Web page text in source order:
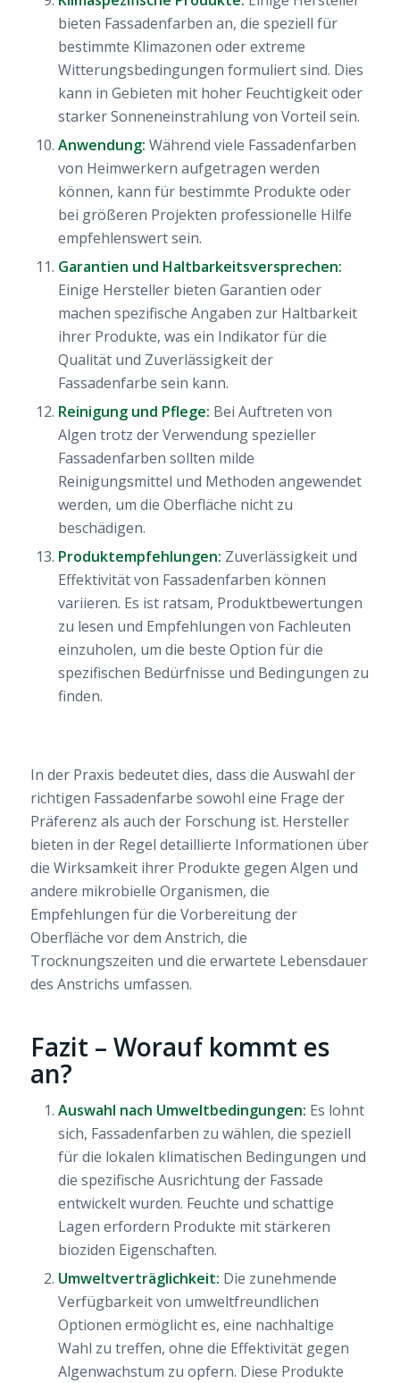
bieten Fassadenfarben an, die speziell für
bestimmte Klimazonen oder extreme
Witterungsbedingungen formuliert sind. Dies
kann in Gebieten mit hoher Feuchtigkeit oder
starker Sonneneinstrahlung von Vorteil sein.
Anwendung: Während viele Fassadenfarben
von Heimwerkern aufgetragen werden
können, kann für bestimmte Produkte oder
bei größeren Projekten professionelle Hilfe
empfehlenswert sein.
Garantien und Haltbarkeitsversprechen:
Einige Hersteller bieten Garantien oder
machen spezifische Angaben zur Haltbarkeit
ihrer Produkte, was ein Indikator für die
Qualität und Zuverlässigkeit der
Fassadenfarbe sein kann.
Reinigung und Pflege: Bei Auftreten von
Algen trotz der Verwendung spezieller
Fassadenfarben sollten milde
Reinigungsmittel und Methoden angewendet
werden, um die Oberfläche nicht zu
beschädigen.
Produktempfehlungen: Zuverlässigkeit und
Effektivität von Fassadenfarben können
variieren. Es ist ratsam, Produktbewertungen
zu lesen und Empfehlungen von Fachleuten
einzuholen, um die beste Option für die
spezifischen Bedürfnisse und Bedingungen zu
finden.
In der Praxis bedeutet dies, dass die Auswahl der
richtigen Fassadenfarbe sowohl eine Frage der
Präferenz als auch der Forschung ist. Hersteller
bieten in der Regel detaillierte Informationen über
die Wirksamkeit ihrer Produkte gegen Algen und
andere mikrobielle Organismen, die
Empfehlungen für die Vorbereitung der
Oberfläche vor dem Anstrich, die
Trocknungszeiten und die erwartete Lebensdauer
des Anstrichs umfassen.
Fazit – Worauf kommt es
an?
Auswahl nach Umweltbedingungen: Es lohnt
sich, Fassadenfarben zu wählen, die speziell
für die lokalen klimatischen Bedingungen und
die spezifische Ausrichtung der Fassade
entwickelt wurden. Feuchte und schattige
Lagen erfordern Produkte mit stärkeren
bioziden Eigenschaften.
Umweltverträglichkeit: Die zunehmende
Verfügbarkeit von umweltfreundlichen
Optionen ermöglicht es, eine nachhaltige
Wahl zu treffen, ohne die Effektivität gegen
Algenwachstum zu opfern. Diese Produkte